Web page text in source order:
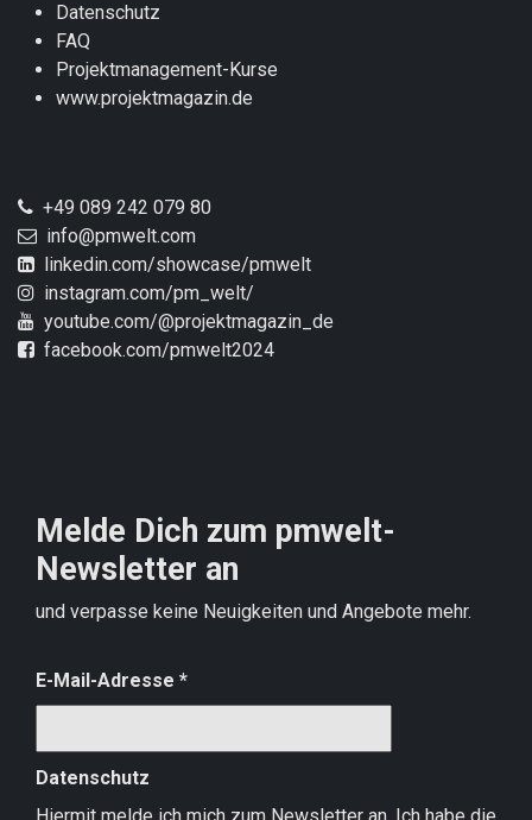
Datenschutz
FAQ
Projektmanagement-Kurse
www.projektmagazin.de
+49 089 242 079 80
info@pmwelt.com
linkedin.com/showcase/pmwelt
instagram.com/pm_welt/
youtube.com/@projektmagazin_de
facebook.com/pmwelt2024
Melde Dich zum pmwelt-
Newsletter an
und verpasse keine Neuigkeiten und Angebote mehr.
E-Mail-Adresse *
Datenschutz